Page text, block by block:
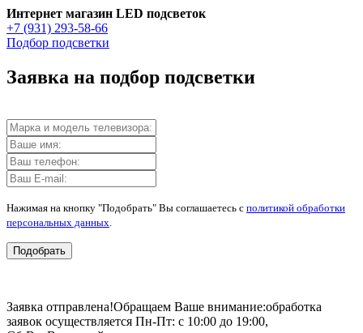
Интернет магазин LED подсветок
+7 (931) 293-58-66
Подбор подсветки
Заявка на подбор подсветки
Нажимая на кнопку "Подобрать" Вы соглашаетесь с политикой обработки
персональных данных
Подобрать
Заявка отправлена!Обращаем Ваше внимание:обработка
заявок осуществляется Пн-Пт: с 10:00 до 19:00,